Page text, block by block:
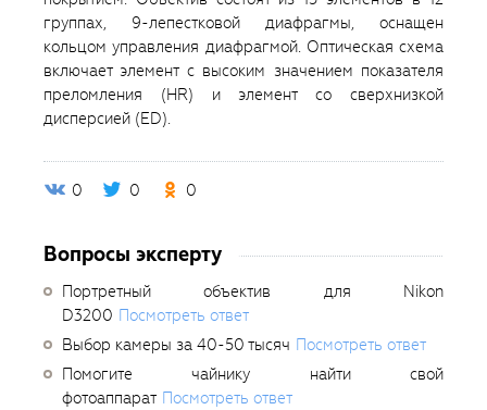
группах, 9-лепестковой диафрагмы, оснащен
кольцом управления диафрагмой. Оптическая схема
включает элемент с высоким значением показателя
преломления (HR) и элемент со сверхнизкой
дисперсией (ED).
0 0 0
Вопросы эксперту
Портретный объектив для Nikon
D3200 Посмотреть ответ
Выбор камеры за 40-50 тысяч Посмотреть ответ
Помогите чайнику найти свой
фотоаппарат Посмотреть ответ